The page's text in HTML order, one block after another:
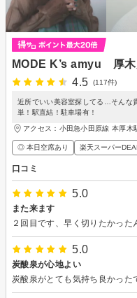
MODE K’s amyu 厚
4.5
(117件)
近所でいい美容室探してる…そんな
単！駅直結！駐車場有！
アクセス：小田急小田原線 本厚木
◎ 本日空席あり 楽天スーパーDEAL
口コミ
5.0
また来ます
5.0
炭酸泉が心地よい